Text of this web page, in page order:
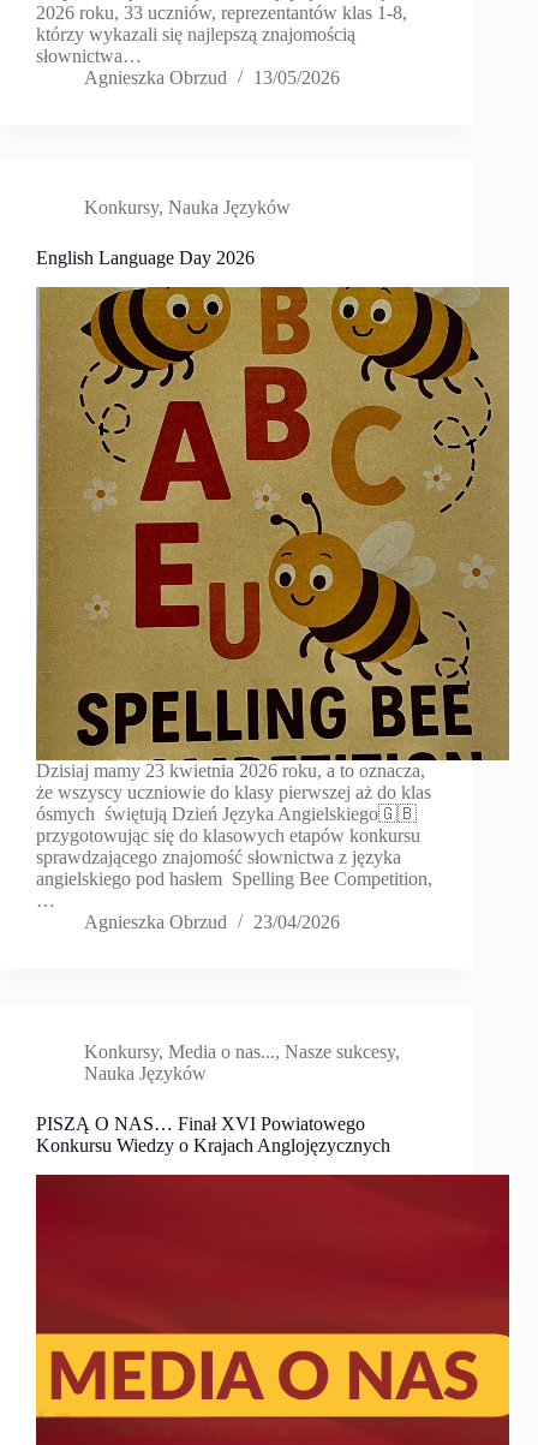
2026 roku, 33 uczniów, reprezentantów klas 1-8,
którzy wykazali się najlepszą znajomością
słownictwa…
Agnieszka Obrzud
13/05/2026
Konkursy, Nauka Języków
English Language Day 2026
Dzisiaj mamy 23 kwietnia 2026 roku, a to oznacza,
że wszyscy uczniowie do klasy pierwszej aż do klas
ósmych świętują Dzień Języka Angielskiego🇬🇧
przygotowując się do klasowych etapów konkursu
sprawdzającego znajomość słownictwa z języka
angielskiego pod hasłem Spelling Bee Competition,
…
Agnieszka Obrzud
23/04/2026
Konkursy, Media o nas..., Nasze sukcesy,
Nauka Języków
PISZĄ O NAS… Finał XVI Powiatowego
Konkursu Wiedzy o Krajach Anglojęzycznych